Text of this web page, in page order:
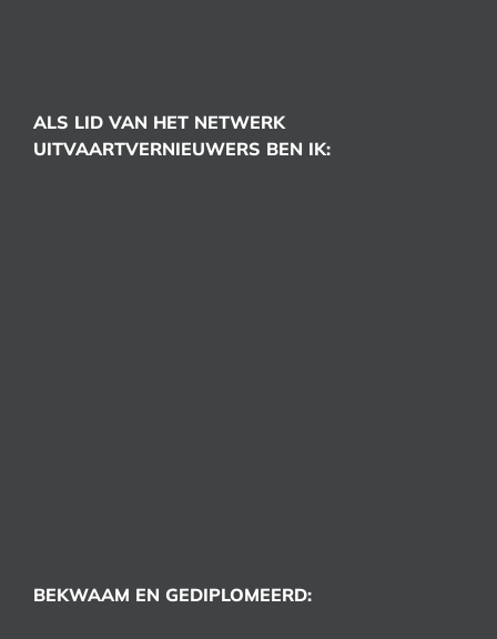
ALS LID VAN HET NETWERK
UITVAARTVERNIEUWERS BEN IK:
BEKWAAM EN GEDIPLOMEERD: